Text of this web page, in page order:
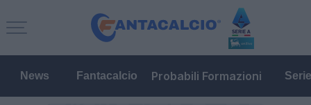
News Fantacalcio Probabili Formazioni